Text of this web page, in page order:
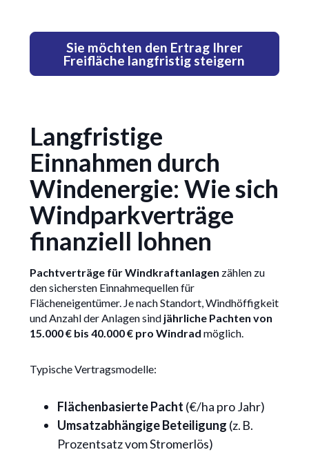
Sie möchten den Ertrag Ihrer
Freifläche langfristig steigern
Langfristige
Einnahmen durch
Windenergie: Wie sich
Windparkverträge
finanziell lohnen
Pachtverträge für Windkraftanlagen zählen zu
den sichersten Einnahmequellen für
Flächeneigentümer. Je nach Standort, Windhöffigkeit
und Anzahl der Anlagen sind jährliche Pachten von
15.000 € bis 40.000 € pro Windrad möglich.
Typische Vertragsmodelle:
Flächenbasierte Pacht (€/ha pro Jahr)
Umsatzabhängige Beteiligung (z. B.
Prozentsatz vom Stromerlös)